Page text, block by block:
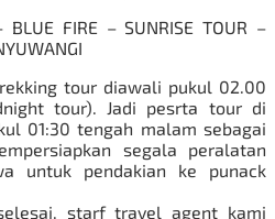
BLUE FIRE – SUNRISE TOUR –
tour diawali pukul 02.00
tour). Jadi pesrta tour di
01:30 tengah malam sebagai
segala peralatan
untuk pendakian ke punack
starf travel agent kami